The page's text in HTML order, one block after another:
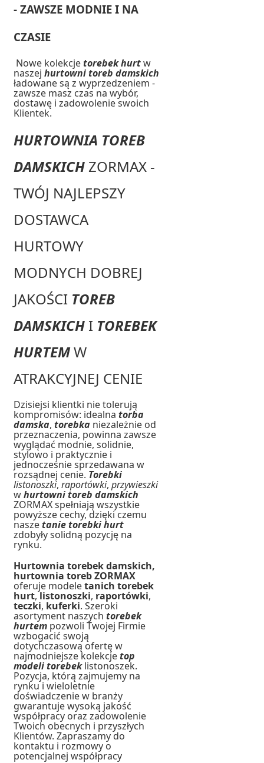
- ZAWSZE MODNIE I NA
CZASIE
Nowe kolekcjetorebek hurtw
naszejhurtowni toreb damskich
ładowane są z wyprzedzeniem -
zawsze masz czas na wybór,
dostawę i zadowolenie swoich
Klientek.
HURTOWNIA TOREB
DAMSKICH ZORMAX -
TWÓJ NAJLEPSZY
DOSTAWCA
HURTOWY
MODNYCH DOBREJ
JAKOŚCI TOREB
DAMSKICH I TOREBEK
HURTEMW
ATRAKCYJNEJ CENIE
Dzisiejsi klientki nie tolerują
kompromisów: idealnatorba
damska,torebka niezależnie od
przeznaczenia, powinna zawsze
wyglądać modnie, solidnie,
stylowo i praktycznie i
jednocześnie sprzedawana w
rozsądnej cenie. Torebki
listonoszki,raportówki,przywieszki
whurtowni toreb damskich
ZORMAX spełniają wszystkie
powyższe cechy, dzięki czemu
naszetanie torebki hurt
zdobyły solidną pozycję na
rynku.
Hurtownia torebek damskich,
hurtownia toreb ZORMAX
oferuje modeletanich torebek
hurt,listonoszki, raportówki,
teczki, kuferki. Szeroki
asortyment naszychtorebek
hurtem pozwoli Twojej Firmie
wzbogacić swoją
dotychczasową ofertę w
najmodniejsze kolekcjetop
modeli torebeklistonoszek.
Pozycja, którą zajmujemy na
rynku i wieloletnie
doświadczenie w branży
gwarantuje wysoką jakość
współpracy oraz zadowolenie
Twoich obecnych i przyszłych
Klientów. Zapraszamy do
kontaktu i rozmowy o
potencjalnej współpracy